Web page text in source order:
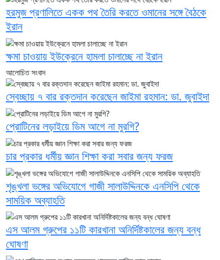
হরমুজ প্রণালিতে একক পথ তৈরি করতে ওমানের সঙ্গে বৈঠকে
ইরান
ক্ষমা চাওয়ায় ইউক্রেনে হামলা চালাচ্ছে না ইরান
আলোচিত সংবাদ
স্বেচ্ছায় ৭ বার রক্তদান করেছেন জাইমা রহমান: ডা. জুবাইদা
প্রোটিনের লড়াইয়ে ডিম আগে না মুরগি?
চার প্রকার ধর্মীয় জ্ঞান শিক্ষা করা সবার জন্য ফরজ
শৃঙ্খলা ভঙ্গের অভিযোগে গাজী সালাউদ্দিনকে এনসিপি থেকে
সাময়িক অব্যাহতি
এস আলম গ্রুপের ১১টি কারখানা অনির্দিষ্টকালের জন্য বন্ধ
ঘোষণা